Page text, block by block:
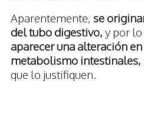
Aparentemente, se
del tubo digestivo, y por
aparecer una alteración
metabolismo intestinales,
que lo justifiquen.